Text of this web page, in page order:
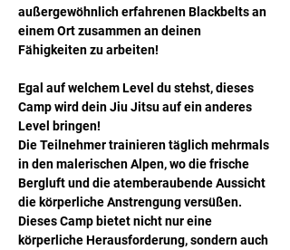
außergewöhnlich erfahrenen Blackbelts an
einem Ort zusammen an deinen
Fähigkeiten zu arbeiten!
Egal auf welchem Level du stehst, dieses
Camp wird dein Jiu Jitsu auf ein anderes
Level bringen!
Die Teilnehmer trainieren täglich mehrmals
in den malerischen Alpen, wo die frische
Bergluft und die atemberaubende Aussicht
die körperliche Anstrengung versüßen.
Dieses Camp bietet nicht nur eine
körperliche Herausforderung, sondern auch